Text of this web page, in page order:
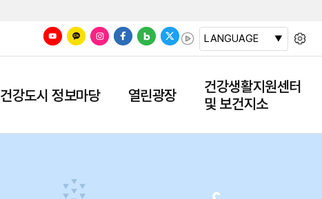
LANGUAGE
건강도시 정보마당 열린광장
건강생활지원센터
및 보건지소